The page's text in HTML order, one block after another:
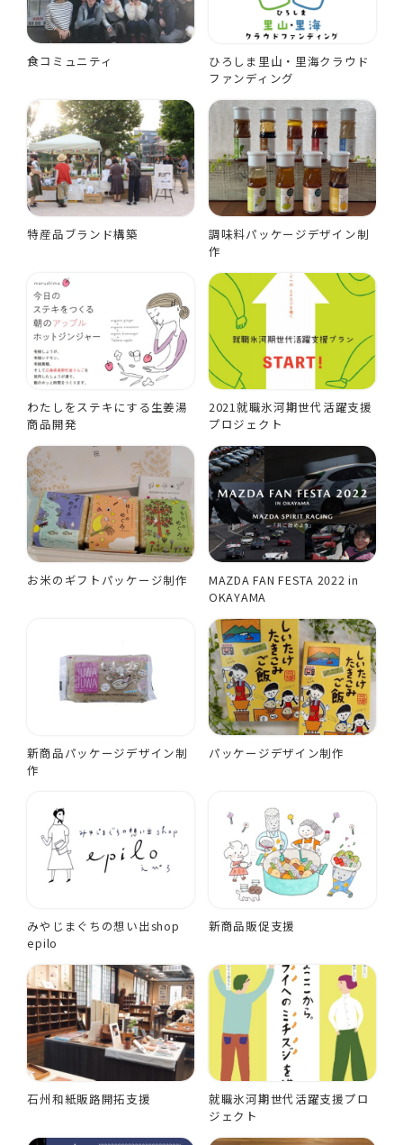
食コミュニティ
ひろしま里山・里海クラウド
ファンディング
特産品ブランド構築
調味料パッケージデザイン制
作
わたしをステキにする生姜湯
商品開発
2021就職氷河期世代活躍支援
プロジェクト
お米のギフトパッケージ制作
MAZDA FAN FESTA 2022 in
OKAYAMA
新商品パッケージデザイン制
作
パッケージデザイン制作
みやじまぐちの想い出shop
epilo
新商品販促支援
石州和紙販路開拓支援
就職氷河期世代活躍支援プロ
ジェクト